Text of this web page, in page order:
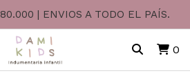
| ENVIOS A TODO EL PAÍS.
0